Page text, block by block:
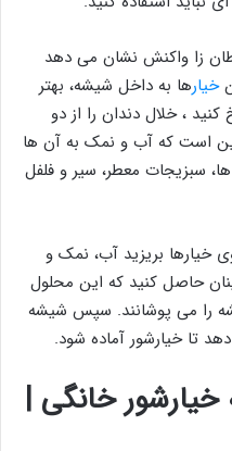
زا واکنش نشان می دهد
خیارها به داخل شیشه، بهتر
، خلال دندان را از دو
است که آب و نمک به آن ها
سبزیجات معطر، سیر و فلفل
خیارها بریزید آب، نمک و
حاصل کنید که این محلول
را می پوشانند. سپس شیشه
تا خیارشور آماده شود.
خانگی |